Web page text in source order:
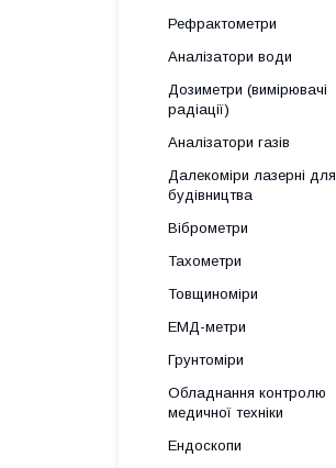
Рефрактометри
Аналізатори води
Дозиметри (вимірювачі
радіації)
Аналізатори газів
Далекоміри лазерні для
будівництва
Віброметри
Тахометри
Товщиноміри
ЕМД-метри
Грунтоміри
Обладнання контролю
медичної техніки
Ендоскопи